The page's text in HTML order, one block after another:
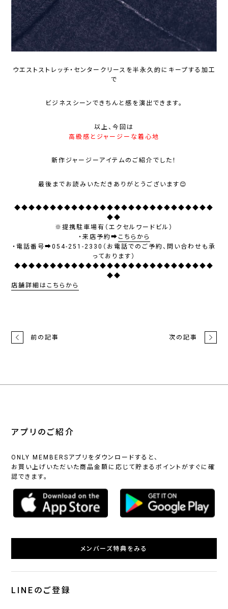
ウエストストレッチ・センタークリースを半永久的にキープする加工
で
ビジネスシーンできちんと感を演出できます。
以上、今回は
高級感とジャージーな着心地
新作ジャージーアイテムのご紹介でした！
最後までお読みいただきありがとうございます😊
◆◆◆◆◆◆◆◆◆◆◆◆◆◆◆◆◆◆◆◆◆◆◆◆◆◆◆◆
◆◆
※提携駐車場有（エクセルワードビル）
・来店予約➡ こちらから
・電話番号➡054-251-2330（お電話でのご予約、問い合わせも承
っております）
◆◆◆◆◆◆◆◆◆◆◆◆◆◆◆◆◆◆◆◆◆◆◆◆◆◆◆◆
◆◆
店舗詳細はこちらから
前の記事 次の記事
アプリのご紹介
ONLY MEMBERSアプリをダウンロードすると、
お買い上げいただいた商品金額に応じて貯まるポイントがすぐに確
認できます。
メンバーズ特典をみる
LINEのご登録